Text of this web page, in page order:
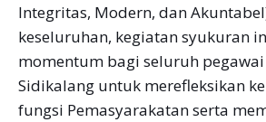
Integritas, Modern, dan
keseluruhan, kegiatan syukuran
momentum bagi seluruh pegawai
Sidikalang untuk merefleksikan
fungsi Pemasyarakatan serta